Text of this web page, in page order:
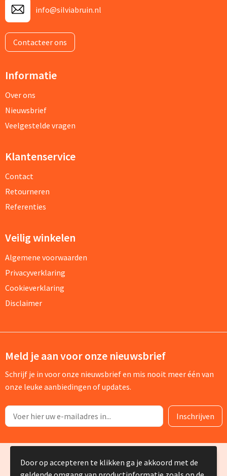
info@silviabruin.nl
Contacteer ons
Informatie
Over ons
Nieuwsbrief
Veelgestelde vragen
Klantenservice
Contact
Retourneren
Referenties
Veilig winkelen
Algemene voorwaarden
Privacyverklaring
Cookieverklaring
Disclaimer
Meld je aan voor onze nieuwsbrief
Schrijf je in voor onze nieuwsbrief en mis nooit meer één van
onze leuke aanbiedingen of updates.
© Copyright Silvia Bruin reclame-advies 2025
Door op accepteren te klikken ga je akkoord met de